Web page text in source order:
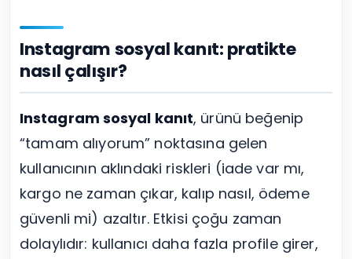
Facebook Takipçi Satın Al
Facebook Yorum Satın Al
Facebook Video İzlenme Satın Al
Tümünü Gör
Instagram sosyal kanıt: pratikte
nasıl çalışır?
Instagram sosyal kanıt, ürünü beğenip
“tamam alıyorum” noktasına gelen
kullanıcının aklındaki riskleri (iade var mı,
kargo ne zaman çıkar, kalıp nasıl, ödeme
güvenli mi) azaltır. Etkisi çoğu zaman
dolaylıdır: kullanıcı daha fazla profile girer,